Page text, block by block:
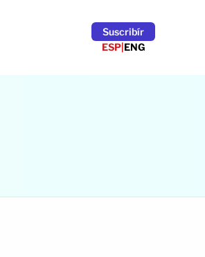
Suscribír
ESP|ENG